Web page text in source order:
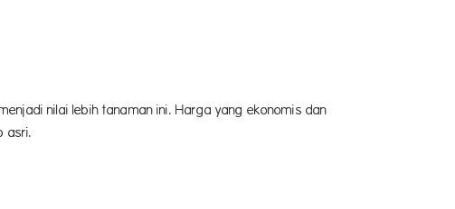
nilai lebih tanaman ini. Harga yang ekonomis dan
asri.